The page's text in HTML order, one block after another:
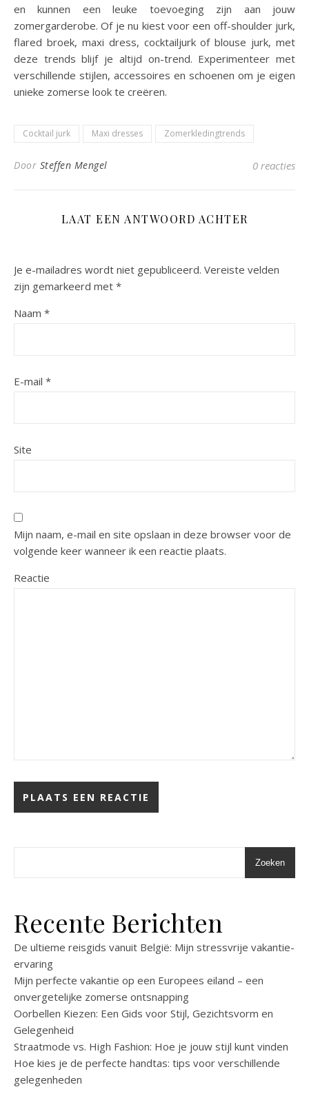
en kunnen een leuke toevoeging zijn aan jouw
zomergarderobe. Of je nu kiest voor een off-shoulder jurk,
flared broek, maxi dress, cocktailjurk of blouse jurk, met
deze trends blijf je altijd on-trend. Experimenteer met
verschillende stijlen, accessoires en schoenen om je eigen
unieke zomerse look te creëren.
Cocktail jurk Maxi dresses Zomerkledingtrends
Door Steffen Mengel 0 reacties
LAAT EEN ANTWOORD ACHTER
Je e-mailadres wordt niet gepubliceerd. Vereiste velden
zijn gemarkeerd met *
Naam *
E-mail *
Site
Mijn naam, e-mail en site opslaan in deze browser voor de
volgende keer wanneer ik een reactie plaats.
Reactie
Zoeken
Recente Berichten
De ultieme reisgids vanuit België: Mijn stressvrije vakantie-
ervaring
Mijn perfecte vakantie op een Europees eiland – een
onvergetelijke zomerse ontsnapping
Oorbellen Kiezen: Een Gids voor Stijl, Gezichtsvorm en
Gelegenheid
Straatmode vs. High Fashion: Hoe je jouw stijl kunt vinden
Hoe kies je de perfecte handtas: tips voor verschillende
gelegenheden